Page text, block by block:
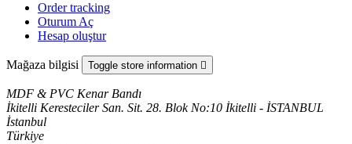
Order tracking
Oturum Aç
Hesap oluştur
Mağaza bilgisi Toggle store information 
MDF & PVC Kenar Bandı
İkitelli Keresteciler San. Sit. 28. Blok No:10 İkitelli - İSTANBUL
İstanbul
Türkiye